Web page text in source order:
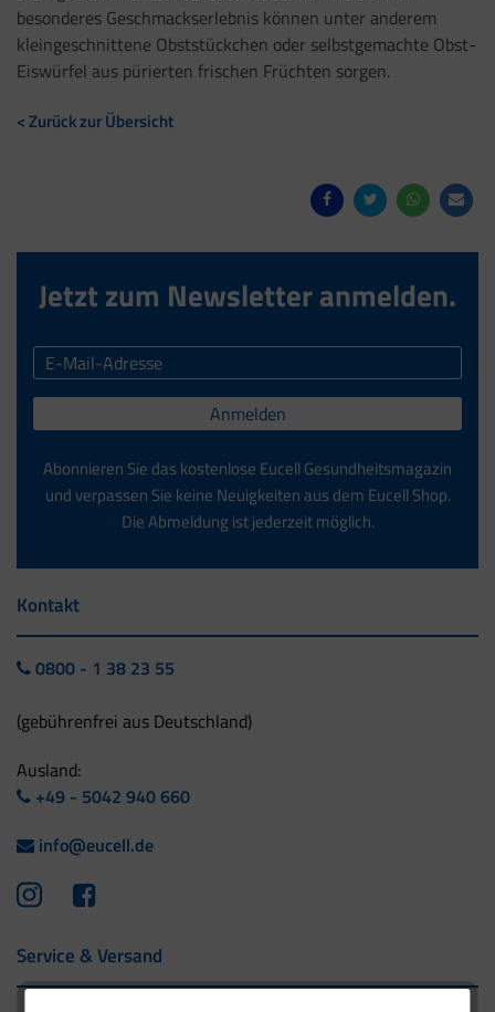
besonderes Geschmackserlebnis können unter anderem
kleingeschnittene Obststückchen oder selbstgemachte Obst-
Eiswürfel aus pürierten frischen Früchten sorgen.
< Zurück zur Übersicht
Jetzt zum Newsletter anmelden.
Anmelden
Abonnieren Sie das kostenlose Eucell Gesundheitsmagazin
und verpassen Sie keine Neuigkeiten aus dem Eucell Shop.
Die Abmeldung ist jederzeit möglich.
Kontakt
0800 - 1 38 23 55
(gebührenfrei aus Deutschland)
Ausland:
+49 - 5042 940 660
info@eucell.de
Service & Versand